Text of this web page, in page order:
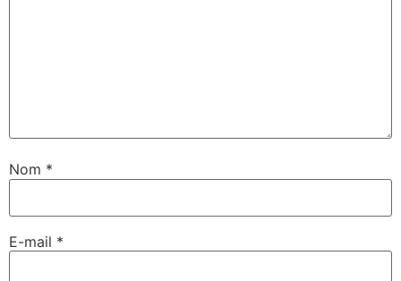
Nom *
E-mail *